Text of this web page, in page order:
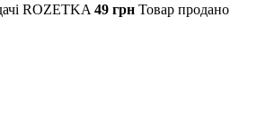
ROZETKA 49 грн Товар продано